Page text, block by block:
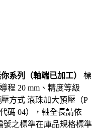
系列（軸端已加工）
標
程 20 mm、精度等級
方式 滾珠加大預壓（P
碼 04），軸全長請依
號之標準在庫品規格標準